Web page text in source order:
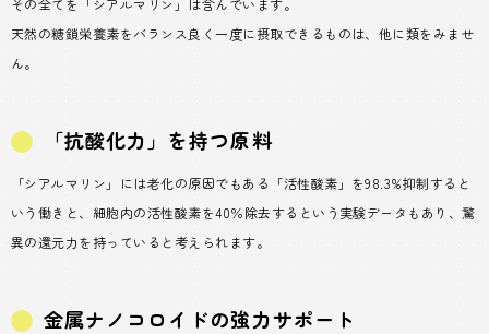
その全てを「シアルマリン」は含んでいます。
天然の糖鎖栄養素をバランス良く一度に摂取できるものは、他に類をみませ
ん。
「抗酸化力」を持つ原料
「シアルマリン」には老化の原因でもある「活性酸素」を98.3%抑制すると
いう働きと、細胞内の活性酸素を40％除去するという実験データもあり、驚
異の還元力を持っていると考えられます。
金属ナノコロイドの強力サポート